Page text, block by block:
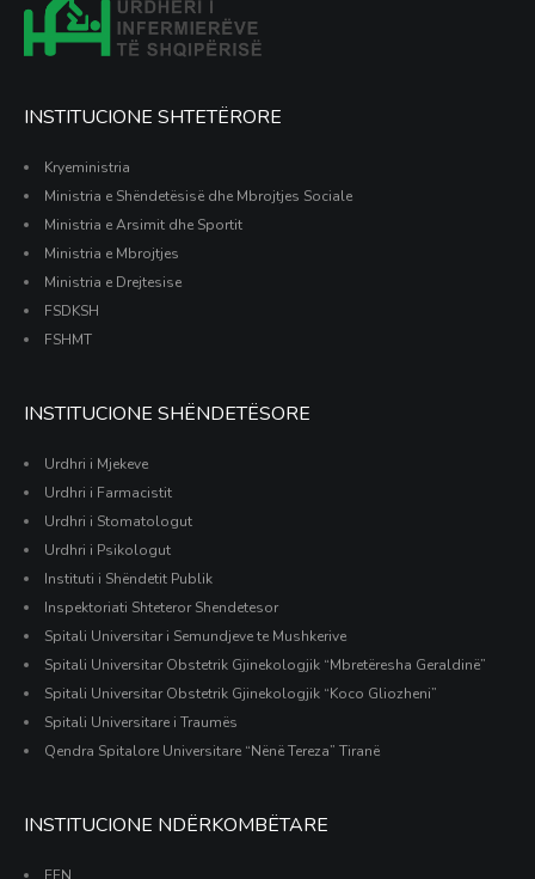
INSTITUCIONE SHTETËRORE
Kryeministria
Ministria e Shëndetësisë dhe Mbrojtjes Sociale
Ministria e Arsimit dhe Sportit
Ministria e Mbrojtjes
Ministria e Drejtesise
FSDKSH
FSHMT
INSTITUCIONE SHËNDETËSORE
Urdhri i Mjekeve
Urdhri i Farmacistit
Urdhri i Stomatologut
Urdhri i Psikologut
Instituti i Shëndetit Publik
Inspektoriati Shteteror Shendetesor
Spitali Universitar i Semundjeve te Mushkerive
Spitali Universitar Obstetrik Gjinekologjik “Mbretëresha Geraldinë”
Spitali Universitar Obstetrik Gjinekologjik “Koco Gliozheni”
Spitali Universitare i Traumës
Qendra Spitalore Universitare “Nënë Tereza” Tiranë
INSTITUCIONE NDËRKOMBËTARE